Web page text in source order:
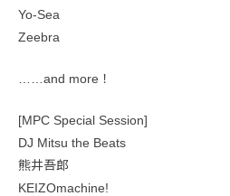
Yo-Sea
Zeebra
……and more！
[MPC Special Session]
DJ Mitsu the Beats
熊井吾郎
KEIZOmachine!